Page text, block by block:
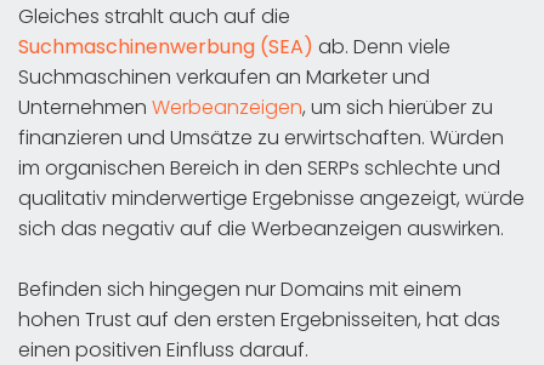
Gleiches strahlt auch auf die
Suchmaschinenwerbung (SEA) ab. Denn viele
Suchmaschinen verkaufen an Marketer und
Unternehmen Werbeanzeigen, um sich hierüber zu
finanzieren und Umsätze zu erwirtschaften. Würden
im organischen Bereich in den SERPs schlechte und
qualitativ minderwertige Ergebnisse angezeigt, würde
sich das negativ auf die Werbeanzeigen auswirken.
Befinden sich hingegen nur Domains mit einem
hohen Trust auf den ersten Ergebnisseiten, hat das
einen positiven Einfluss darauf.